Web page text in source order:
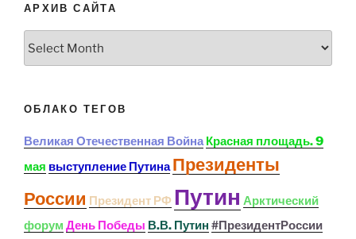
АРХИВ САЙТА
ОБЛАКО ТЕГОВ
Великая Отечественная Война Красная площадь. 9
мая выступление Путина Президенты
России Президент РФ Путин Арктический
форум День Победы В.В. Путин #ПрезидентРоссии